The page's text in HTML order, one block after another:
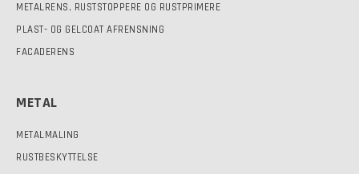
METALRENS, RUSTSTOPPERE OG RUSTPRIMERE
PLAST- OG GELCOAT AFRENSNING
FACADERENS
METAL
METALMALING
RUSTBESKYTTELSE